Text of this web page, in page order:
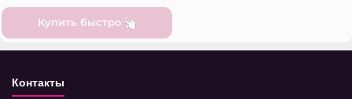
Купить быстро
Контакты